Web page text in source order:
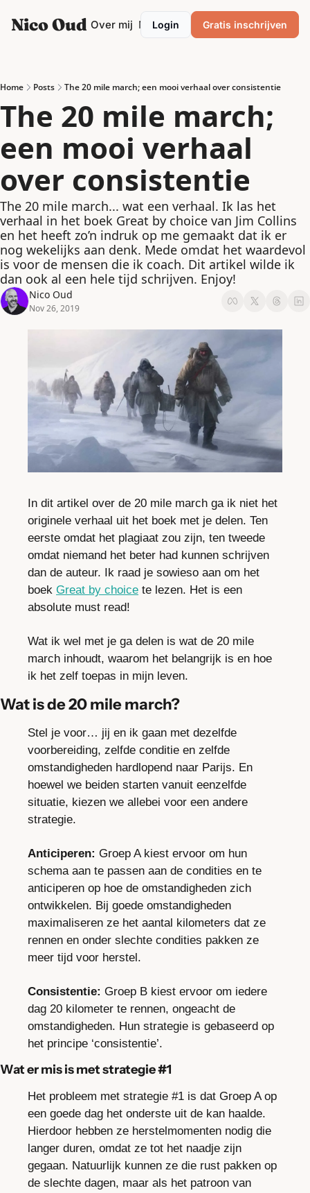
Nico Oud
Categories
Categories
Ondernemen
Personal development
Productiviteit
Strategie
VrijMiPost
Over mij Mentor/Coach
Login Gratis inschrijven
Home Posts The 20 mile march; een mooi verhaal over consistentie
The 20 mile march;
een mooi verhaal
over consistentie
The 20 mile march... wat een verhaal. Ik las het
verhaal in het boek Great by choice van Jim Collins
en het heeft zo’n indruk op me gemaakt dat ik er
nog wekelijks aan denk. Mede omdat het waardevol
is voor de mensen die ik coach. Dit artikel wilde ik
dan ook al een hele tijd schrijven. Enjoy!
Nico Oud
Nov 26, 2019
In dit artikel over de 20 mile march ga ik niet het
originele verhaal uit het boek met je delen. Ten
eerste omdat het plagiaat zou zijn, ten tweede
omdat niemand het beter had kunnen schrijven
dan de auteur. Ik raad je sowieso aan om het
boek Great by choice te lezen. Het is een
absolute must read!
Wat ik wel met je ga delen is wat de 20 mile
march inhoudt, waarom het belangrijk is en hoe
ik het zelf toepas in mijn leven.
Wat is de 20 mile march?
Stel je voor… jij en ik gaan met dezelfde
voorbereiding, zelfde conditie en zelfde
omstandigheden hardlopend naar Parijs. En
hoewel we beiden starten vanuit eenzelfde
situatie, kiezen we allebei voor een andere
strategie.
Anticiperen: Groep A kiest ervoor om hun
schema aan te passen aan de condities en te
anticiperen op hoe de omstandigheden zich
ontwikkelen. Bij goede omstandigheden
maximaliseren ze het aantal kilometers dat ze
rennen en onder slechte condities pakken ze
meer tijd voor herstel.
Consistentie: Groep B kiest ervoor om iedere
dag 20 kilometer te rennen, ongeacht de
omstandigheden. Hun strategie is gebaseerd op
het principe ‘consistentie’.
Wat er mis is met strategie #1
Het probleem met strategie #1 is dat Groep A op
een goede dag het onderste uit de kan haalde.
Hierdoor hebben ze herstelmomenten nodig die
langer duren, omdat ze tot het naadje zijn
gegaan. Natuurlijk kunnen ze die rust pakken op
de slechte dagen, maar als het patroon van